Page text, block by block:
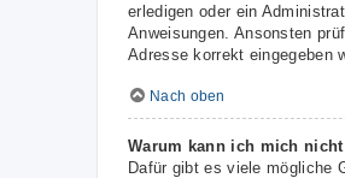
erledigen oder ein
Anweisungen. Ansonsten
Adresse korrekt eingegeben
Nach oben
Warum kann ich mich
Dafür gibt es viele mögliche